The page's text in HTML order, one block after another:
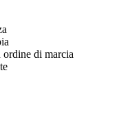
ordine di marcia